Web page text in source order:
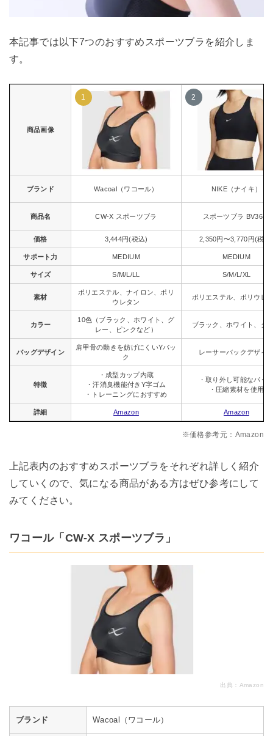
本記事では以下7つのおすすめスポーツブラを紹介しま
す。
商品画像
ブランド Wacoal（ワコール） NIKE（ナイキ）
商品名 CW-X スポーツブラ スポーツブラ BV3637
価格 3,444円(税込) 2,350円〜3,770円(税込
サポート力 MEDIUM MEDIUM
サイズ S/M/L/LL S/M/L/XL
素材
ポリエステル、ナイロン、ポリ
ウレタン
ポリエステル、ポリウレ
カラー
10色（ブラック、ホワイト、グ
レー、ピンクなど）
ブラック、ホワイト、グ
バッグデザイン
肩甲骨の動きを妨げにくいYバッ
ク
レーサーバックデザイ
特徴
・成型カップ内蔵
・汗消臭機能付きY字ゴム
・トレーニングにおすすめ
・取り外し可能なパッ
・圧縮素材を使用
詳細 Amazon Amazon
※価格参考元：Amazon
上記表内のおすすめスポーツブラをそれぞれ詳しく紹介
していくので、気になる商品がある方はぜひ参考にして
みてください。
ワコール「CW-X スポーツブラ」
出典： Amazon
ブランド Wacoal（ワコール）